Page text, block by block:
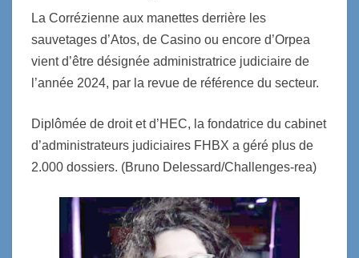
La Corrézienne aux manettes derrière les
sauvetages d’Atos, de Casino ou encore d’Orpea
vient d’être désignée administratrice judiciaire de
l’année 2024, par la revue de référence du secteur.
Diplômée de droit et d’HEC, la fondatrice du cabinet
d’administrateurs judiciaires FHBX a géré plus de
2.000 dossiers. (Bruno Delessard/Challenges-rea)